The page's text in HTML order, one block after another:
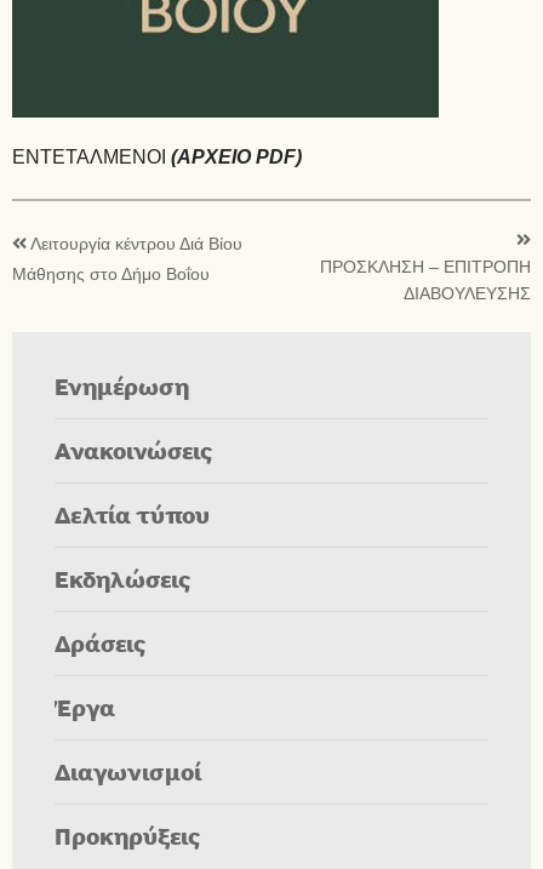
ΕΝΤΕΤΑΛΜΕΝΟΙ (ΑΡΧΕΙΟ PDF)
Λειτουργία κέντρου Διά Βίου
Μάθησης στο Δήμο Βοΐου
ΠΡΟΣΚΛΗΣΗ – ΕΠΙΤΡΟΠΗ
ΔΙΑΒΟΥΛΕΥΣΗΣ
Ενημέρωση
Ανακοινώσεις
Δελτία τύπου
Εκδηλώσεις
Δράσεις
Έργα
Διαγωνισμοί
Προκηρύξεις